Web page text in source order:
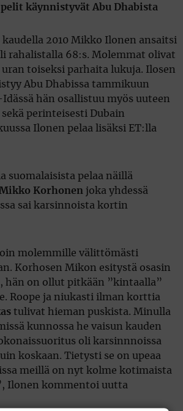
käynnistyvät Abu Dhabista
kaudella 2010 Mikko Ilonen ansaitsi
rahalistalla 68:s. Molemmat olivat
toiseksi parhaita lukuja. Ilosen
Abu Dhabissa tammikuun
hän osallistuu myös uuteen
perinteisesti Dubain
Ilonen pelaa lisäksi ET:lla
suomalaisista pelaa näillä
Mikko Korhonen joka yhdessä
sai karsinnoista kortin
molemmille välittömästi
Korhosen Mikon esitystä osasin
hän on ollut pitkään ”kintaalla”
Roope ja niukasti ilman korttia
tulivat hieman puskista. Minulla
kunnossa he vaisun kauden
oli karsinnnoissa
koskaan. Tietysti se on upeaa
meillä on nyt kolme kotimaista
Ilonen kommentoi uutta